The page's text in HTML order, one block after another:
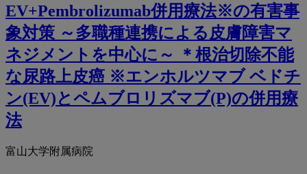
EV+Pembrolizumab併用療法※の有害事
象対策 ～多職種連携による皮膚障害マ
ネジメントを中心に～ ＊根治切除不能
な尿路上皮癌 ※エンホルツマブ ベドチ
ン(EV)とペムブロリズマブ(P)の併用療
法
富山大学附属病院